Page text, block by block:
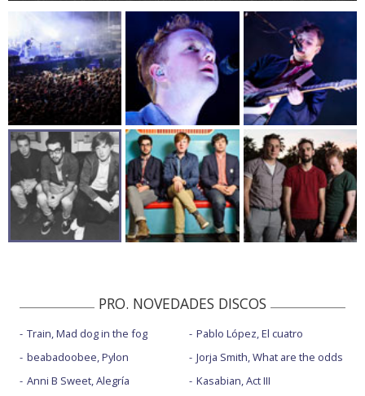
PRO. NOVEDADES DISCOS
Train, Mad dog in the fog
beabadoobee, Pylon
Anni B Sweet, Alegría
Pablo López, El cuatro
Jorja Smith, What are the odds
Kasabian, Act III